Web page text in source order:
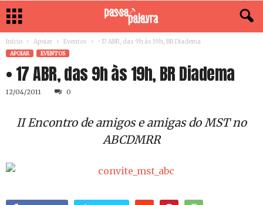
Início Apoiar Eventos • 17 ABR, das 9h às 19h, BR Diadema
APOIAR EVENTOS
• 17 ABR, das 9h às 19h, BR Diadema
12/04/2011 0
II Encontro de amigos e amigas do MST no
ABCDMRR